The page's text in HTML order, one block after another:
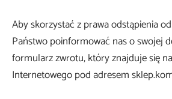
Aby skorzystać z prawa odstąpienia
Państwo poinformować nas o swojej
formularz zwrotu, który znajduje się
Internetowego pod adresem